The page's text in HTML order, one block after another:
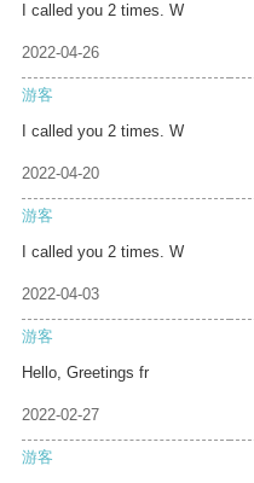
I called you 2 times. W
2022-04-26
游客
I called you 2 times. W
2022-04-20
游客
I called you 2 times. W
2022-04-03
游客
Hello, Greetings fr
2022-02-27
游客